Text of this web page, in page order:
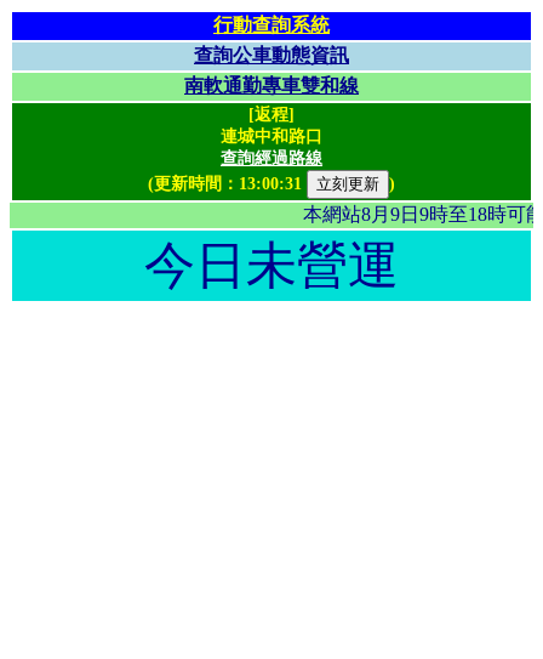
行動查詢系統
查詢公車動態資訊
南軟通勤專車雙和線
[返程]
連城中和路口
查詢經過路線
(更新時間： 13:00:31 )
本網站8月9日9時至18
今日未營運